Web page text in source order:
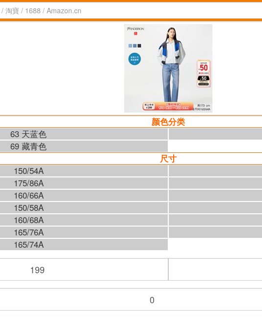
颜色分类
63 天蓝色
69 藏青色
尺寸
150/54A
175/86A
160/66A
150/58A
160/68A
165/76A
165/74A